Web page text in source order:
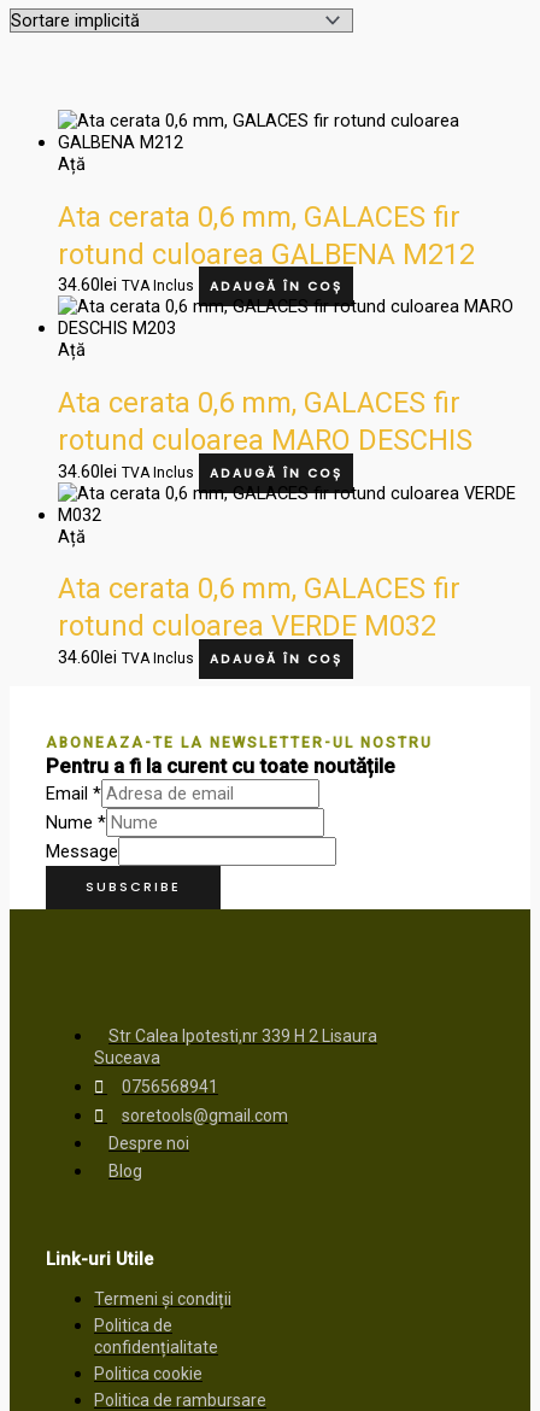
Ață
Ata cerata 0,6 mm, GALACES fir
rotund culoarea GALBENA M212
34.60 lei TVA Inclus ADAUGĂ ÎN COȘ
Ață
Ata cerata 0,6 mm, GALACES fir
rotund culoarea MARO DESCHIS
M203
34.60lei TVA Inclus ADAUGĂ ÎN COȘ
Ață
Ata cerata 0,6 mm, GALACES fir
rotund culoarea VERDE M032
34.60lei TVA Inclus ADAUGĂ ÎN COȘ
ABONEAZA-TE LA NEWSLETTER-UL NOSTRU
Pentru a fi la curent cu toate noutățile
Nume *
Email *
Message
SUBSCRIBE
Str Calea Ipotesti,nr 339 H 2 Lisaura
Suceava
0756568941
soretools@gmail.com
Despre noi
Blog
Link-uri Utile
Termeni și condiții
Politica de
confidențialitate
Politica cookie
Politica de rambursare